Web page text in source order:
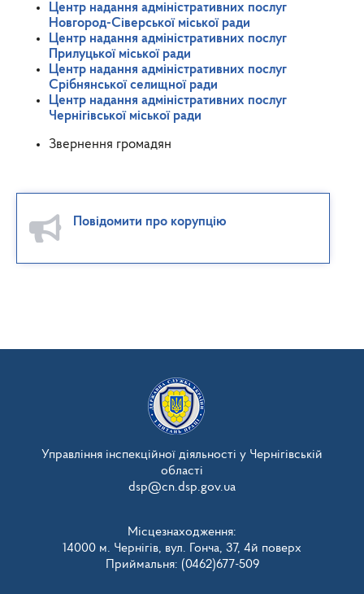
Центр надання адміністративних послуг
Новгород-Сіверської міської ради
Центр надання адміністративних послуг
Прилуцької міської ради
Центр надання адміністративних послуг
Срібнянської селищної ради
Центр надання адміністративних послуг
Чернігівської міської ради
Звернення громадян
Повідомити про корупцію
Управління інспекційної діяльності у Чернігівській
області
dsp@cn.dsp.gov.ua
Місцезнаходження:
14000 м. Чернігів, вул. Гонча, 37, 4й поверх
Приймальня: (0462)677-509